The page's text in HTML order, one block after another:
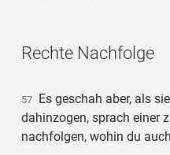
Rechte Nachfolge
57 Es geschah aber, als
dahinzogen, sprach einer
nachfolgen, wohin du